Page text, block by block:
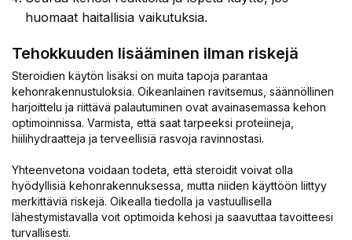
huomaat haitallisia vaikutuksia.
Tehokkuuden lisääminen ilman riskejä
Steroidien käytön lisäksi on muita tapoja parantaa
kehonrakennustuloksia. Oikeanlainen ravitsemus, säännöllinen
harjoittelu ja riittävä palautuminen ovat avainasemassa kehon
optimoinnissa. Varmista, että saat tarpeeksi proteiineja,
hiilihydraatteja ja terveellisiä rasvoja ravinnostasi.
Yhteenvetona voidaan todeta, että steroidit voivat olla
hyödyllisiä kehonrakennuksessa, mutta niiden käyttöön liittyy
merkittäviä riskejä. Oikealla tiedolla ja vastuullisella
lähestymistavalla voit optimoida kehosi ja saavuttaa tavoitteesi
turvallisesti.